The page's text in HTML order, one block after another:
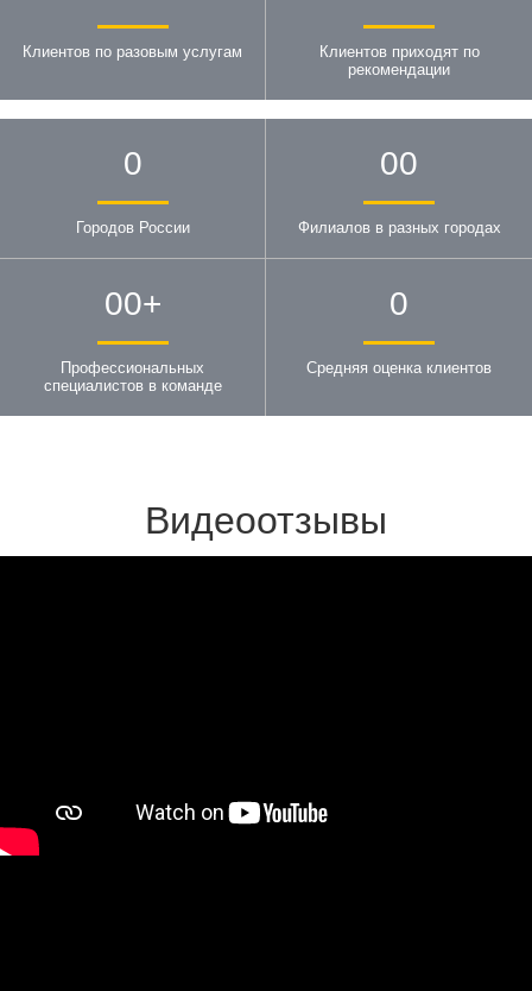
Клиентов по разовым услугам
Клиентов приходят по
рекомендации
0
Городов России
00
Филиалов в разных городах
00+
Профессиональных
специалистов в команде
0
Средняя оценка клиентов
Видеоотзывы